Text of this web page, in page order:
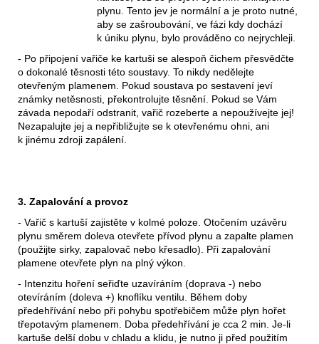
plynu. Tento jev je normální a je proto nutné,
aby se zašroubování, ve fázi kdy dochází
k úniku plynu, bylo prováděno co nejrychleji.
- Po připojení vařiče ke kartuši se alespoň čichem přesvědčte
o dokonalé těsnosti této soustavy. To nikdy nedělejte
otevřeným plamenem. Pokud soustava po sestavení jeví
známky netěsnosti, překontrolujte těsnění. Pokud se Vám
závada nepodaří odstranit, vařič rozeberte a nepoužívejte jej!
Nezapalujte jej a nepřibližujte se k otevřenému ohni, ani
k jinému zdroji zapálení.
3. Zapalování a provoz
- Vařič s kartuší zajistěte v kolmé poloze. Otočením uzávěru
plynu směrem doleva otevřete přívod plynu a zapalte plamen
(použijte sirky, zapalovač nebo křesadlo). Při zapalování
plamene otevřete plyn na plný výkon.
- Intenzitu hoření seřiďte uzavíráním (doprava -) nebo
otevíráním (doleva +) knoflíku ventilu. Během doby
předehřívání nebo při pohybu spotřebičem může plyn hořet
třepotavým plamenem. Doba předehřívání je cca 2 min. Je-li
kartuše delší dobu v chladu a klidu, je nutno ji před použitím